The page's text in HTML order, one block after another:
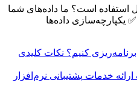
استفاده است؟ ما داده‌های شما
یکپارچه‌سازی داده‌ها
کنیم؟ نکات کلیدی
خدمات پشتیبانی نرم‌افزار